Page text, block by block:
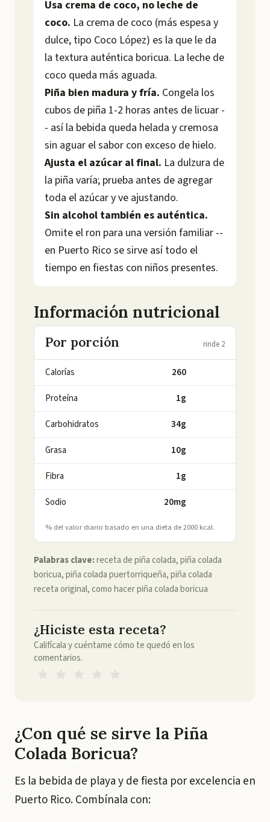
Usa crema de coco, no leche de
coco. La crema de coco (más espesa y
dulce, tipo Coco López) es la que le da
la textura auténtica boricua. La leche de
coco queda más aguada.
Piña bien madura y fría. Congela los
cubos de piña 1-2 horas antes de licuar -
- así la bebida queda helada y cremosa
sin aguar el sabor con exceso de hielo.
Ajusta el azúcar al final. La dulzura de
la piña varía; prueba antes de agregar
toda el azúcar y ve ajustando.
Sin alcohol también es auténtica.
Omite el ron para una versión familiar --
en Puerto Rico se sirve así todo el
tiempo en fiestas con niños presentes.
Información nutricional
Por porción rinde 2
Calorías 260
Proteína 1g
Carbohidratos 34g
Grasa 10g
Fibra 1g
Sodio 20mg
% del valor diario basado en una dieta de 2000 kcal.
Palabras clave:receta de piña colada, piña colada
boricua, piña colada puertorriqueña, piña colada
receta original, como hacer piña colada boricua
¿Hiciste esta receta?
Califícala y cuéntame cómo te quedó en los
comentarios.
¿Con qué se sirve la Piña
Colada Boricua?
Es la bebida de playa y de fiesta por excelencia en
Puerto Rico. Combínala con: